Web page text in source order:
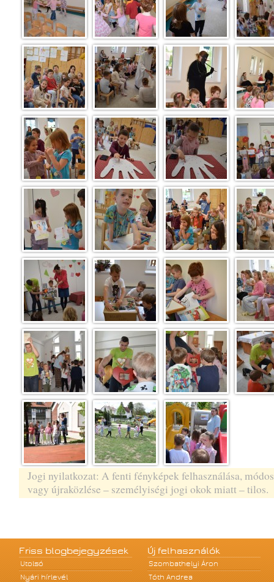
Jogi nyilatkozat: A fenti fényképek felhasználása,
vagy újraközlése – személyiségi jogi okok miatt – tilos.
Friss blogbejegyzések
Utolsó
Nyári hírlevél
Új felhasználók
Szombathelyi Áron
Tóth Andrea